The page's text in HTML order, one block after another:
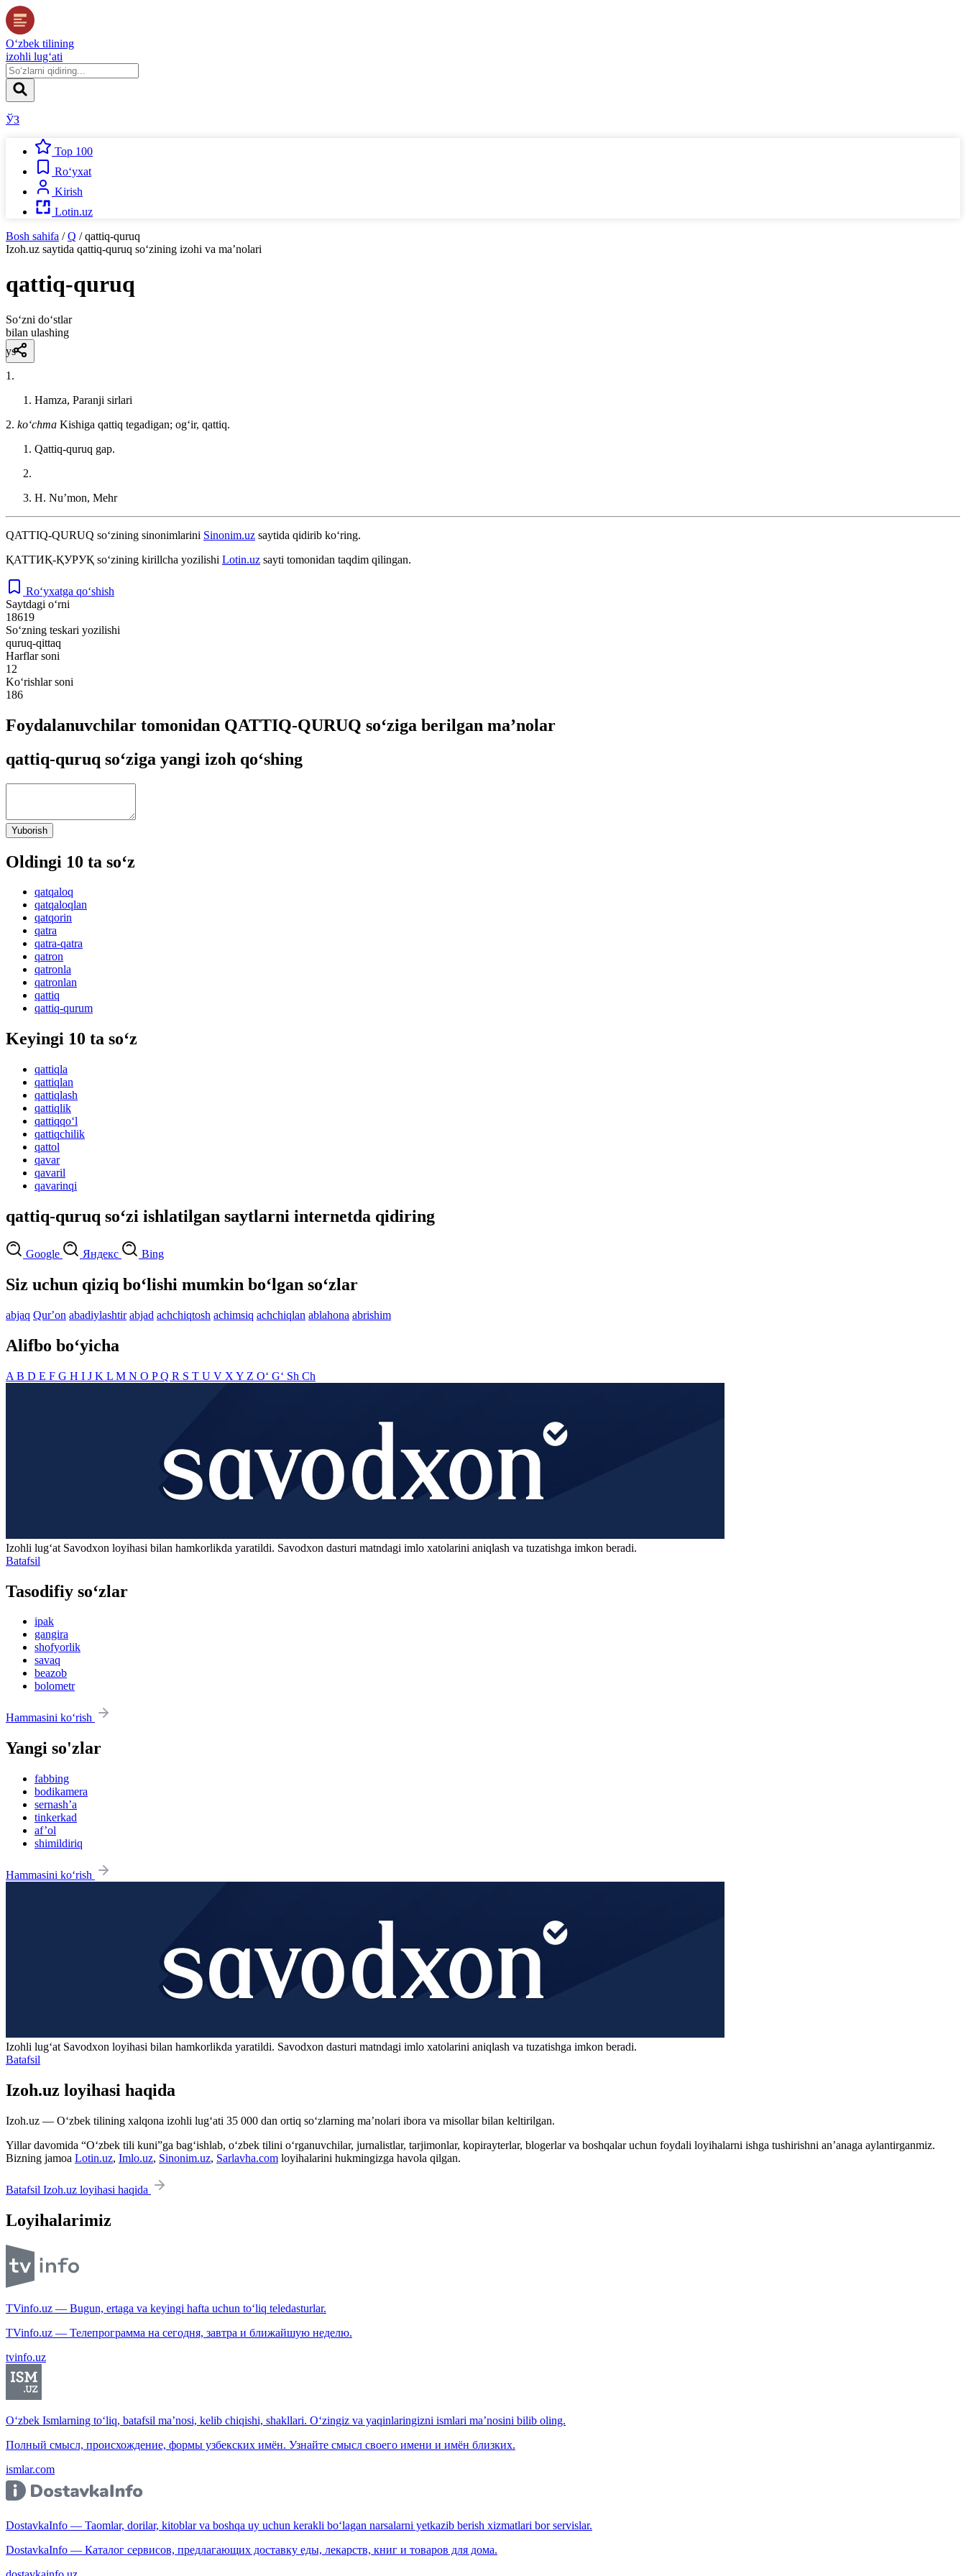
O‘zbek tilining
izohli lug‘ati
ЎЗ
Top 100
Ro‘yxat
Kirish
Lotin.uz
Bosh sahifa / Q / qattiq-quruq
Izoh.uz saytida qattiq-quruq so‘zining izohi va ma’nolari
qattiq-quruq
So‘zni do‘stlar
bilan ulashing
ys
1.
Hamza, Paranji sirlari
2. koʻchma Kishiga qattiq tegadigan; ogʻir, qattiq.
Qattiq-quruq gap.
H. Nuʼmon, Mehr
QATTIQ-QURUQ so‘zining sinonimlarini Sinonim.uz saytida qidirib ko‘ring.
ҚАТТИҚ-ҚУРУҚ so‘zining kirillcha yozilishi Lotin.uz sayti tomonidan taqdim qilingan.
Ro‘yxatga qo‘shish
Saytdagi o‘rni
18619
So‘zning teskari yozilishi
quruq-qittaq
Harflar soni
12
Ko‘rishlar soni
186
Foydalanuvchilar tomonidan QATTIQ-QURUQ so‘ziga berilgan ma’nolar
qattiq-quruq so‘ziga yangi izoh qo‘shing
Yuborish
Oldingi 10 ta so‘z
qatqaloq
qatqaloqlan
qatqorin
qatra
qatra-qatra
qatron
qatronla
qatronlan
qattiq
qattiq-qurum
Keyingi 10 ta so‘z
qattiqla
qattiqlan
qattiqlash
qattiqlik
qattiqqo‘l
qattiqchilik
qattol
qavar
qavaril
qavarinqi
qattiq-quruq so‘zi ishlatilgan saytlarni internetda qidiring
Google Яндекс Bing
Siz uchun qiziq bo‘lishi mumkin bo‘lgan so‘zlar
abjaq Qurʼon abadiylashtir abjad achchiqtosh achimsiq achchiqlan ablahona abrishim
Alifbo bo‘yicha
A B D E F G H I J K L M N O PQ R S T U V X Y Z O‘ G‘ Sh Ch
Izohli lugʻat Savodxon loyihasi bilan hamkorlikda yaratildi. Savodxon dasturi matndagi imlo xatolarini aniqlash va tuzatishga imkon beradi.
Batafsil
Tasodifiy so‘zlar
ipak
gangira
shofyorlik
savaq
beazob
bolometr
Hammasini ko‘rish
Yangi so'zlar
fabbing
bodikamera
sernash’a
tinkerkad
af’ol
shimildiriq
Hammasini ko‘rish
Izohli lugʻat Savodxon loyihasi bilan hamkorlikda yaratildi. Savodxon dasturi matndagi imlo xatolarini aniqlash va tuzatishga imkon beradi.
Batafsil
Izoh.uz loyihasi haqida
Izoh.uz — O‘zbek tilining xalqona izohli lug‘ati 35 000 dan ortiq so‘zlarning ma’nolari ibora va misollar bilan keltirilgan.
Yillar davomida “O‘zbek tili kuni”ga bag‘ishlab, o‘zbek tilini o‘rganuvchilar, jurnalistlar, tarjimonlar, kopirayterlar, blogerlar va boshqalar uchun foydali loyihalarni ishga tushirishni an’anaga aylantirganmiz.
Bizning jamoa Lotin.uz, Imlo.uz, Sinonim.uz, Sarlavha.com loyihalarini hukmingizga havola qilgan.
Batafsil Izoh.uz loyihasi haqida
Loyihalarimiz
TVinfo.uz — Bugun, ertaga va keyingi hafta uchun to‘liq teledasturlar.
TVinfo.uz — Телепрограмма на сегодня, завтра и ближайшую неделю.
tvinfo.uz
O‘zbek Ismlarning to‘liq, batafsil ma’nosi, kelib chiqishi, shakllari. O‘zingiz va yaqinlaringizni ismlari ma’nosini bilib oling.
Полный смысл, происхождение, формы узбекских имён. Узнайте смысл своего имени и имён близких.
ismlar.com
DostavkaInfo — Taomlar, dorilar, kitoblar va boshqa uy uchun kerakli bo‘lagan narsalarni yetkazib berish xizmatlari bor servislar.
DostavkaInfo — Каталог сервисов, предлагающих доставку еды, лекарств, книг и товаров для дома.